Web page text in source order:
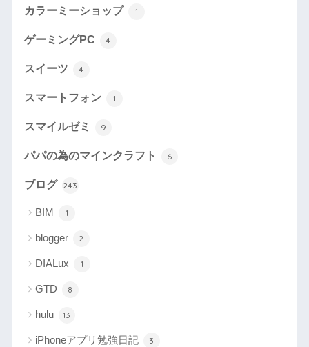
カラーミーショップ 1
ゲーミングPC 4
スイーツ 4
スマートフォン 1
スマイルゼミ 9
パパの為のマインクラフト 6
ブログ 243
BIM 1
blogger 2
DIALux 1
GTD 8
hulu 13
iPhoneアプリ勉強日記 3